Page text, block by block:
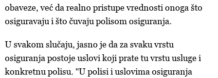
obaveze, već da realno pristupe vrednosti onoga što
osiguravaju i što čuvaju polisom osiguranja.
U svakom slučaju, jasno je da za svaku vrstu
osiguranja postoje uslovi koji prate tu vrstu usluge i
konkretnu polisu. "U polisi i uslovima osiguranja